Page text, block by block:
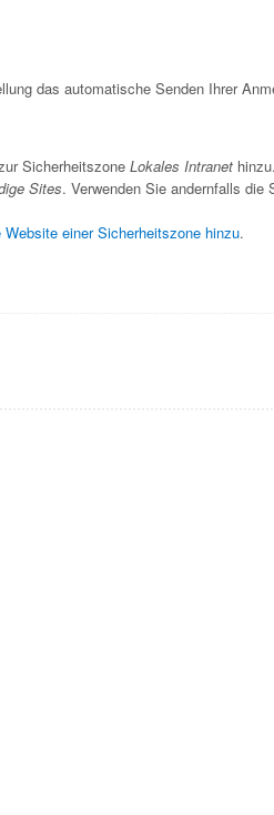
das automatische Senden Ihrer
Sicherheitszone Lokales Intranet hinzu.
Sites. Verwenden Sie andernfalls die
einer Sicherheitszone hinzu.